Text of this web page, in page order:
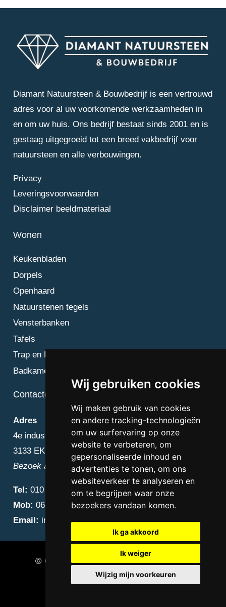
Wij gebruiken cookies
Wij maken gebruik van cookies
en andere tracking-technologieën
om uw surfervaring op onze
website te verbeteren, om
gepersonaliseerde inhoud en
advertenties te tonen, om ons
websiteverkeer te analyseren en
om te begrijpen waar onze
bezoekers vandaan komen.
Ik ga akkoord
Ik weiger
Wijzig mijn voorkeuren
Diamant Natuursteen & Bouwbedrijf is een vertrouwd
adres voor al uw voorkomende werkzaamheden in
en om uw huis. Ons bedrijf bestaat sinds 2001 en is
gestaag uitgegroeid tot een breed vakbedrijf voor
natuursteen en alle verbouwingen.
Privacy
Leveringsvoorwaarden
Disclaimer beeldmateriaal
Wonen
Keukenbladen
Dorpels
Openhaard
Natuurstenen tegels
Vensterbanken
Tafels
Trap en Bordes
Badkamer
Contactgegevens
Adres
4e industriestraat 25
3133 EK Vlaardingen
Bezoek alleen op afspraak
Tel: 010 – 223 3759
Mob: 06 – 4838 1000
Email: info@diamantnatuursteen.nl
© Copyright 2026 Diamant Natuursteen –
Natuursteen bedrijf Vlaardingen